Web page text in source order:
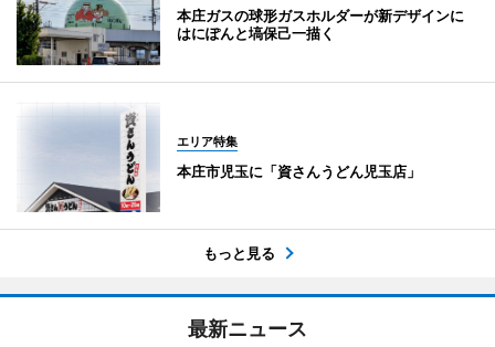
本庄ガスの球形ガスホルダーが新デザインに
はにぽんと塙保己一描く
エリア特集
本庄市児玉に「資さんうどん児玉店」
もっと見る
最新ニュース